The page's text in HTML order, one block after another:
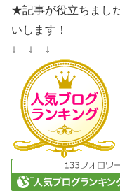
★記事が役立ちまし
いします！
↓ ↓ ↓